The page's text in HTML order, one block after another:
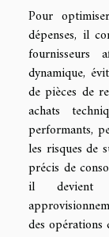
Pour
dépenses, il
fournisseurs
dynamique,
de pièces de
achats
performants,
les risques de
précis de
il devient
des opérations